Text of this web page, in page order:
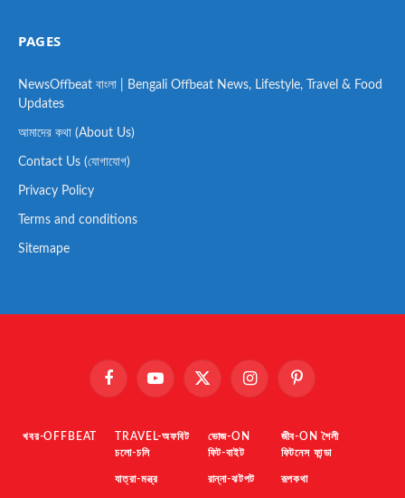
PAGES
NewsOffbeat বাংলা | Bengali Offbeat News, Lifestyle, Travel & Food
Updates
আমাদের কথা (About Us)
Contact Us (যোগাযোগ)
Privacy Policy
Terms and conditions
Sitemape
FacebookYouTube X
InstagramPinterest
খবর-OFFBEAT
TRAVEL-অফবিট
চলো-চলি
যাত্রা-মন্ত্র
ভোজ-ON
ফিট-বাইট
রান্না-ঝটপট
জীব-ON শৈলী
ফিটনেস ফান্ডা
রূপকথা